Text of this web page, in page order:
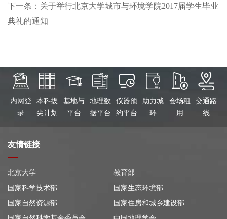
下一条：关于举行北京大学城市与环境学院2017届学生毕业
典礼的通知
内网登
录
本科拔
尖计划
基地与
平台
地理数
据平台
仪器预
约平台
助力城
环
会场租
用
交通路
线
友情链接
北京大学
教育部
国家科学技术部
国家生态环境部
国家自然资源部
国家住房和城乡建设部